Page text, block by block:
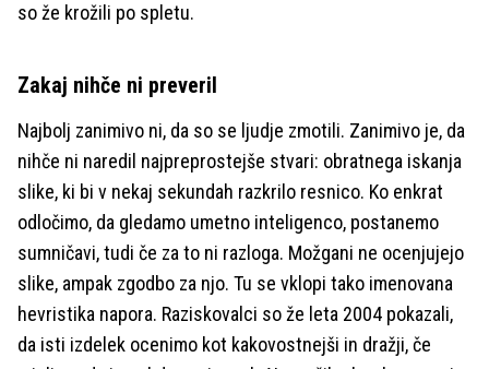
so že krožili po spletu.
Zakaj nihče ni preveril
Najbolj zanimivo ni, da so se ljudje zmotili. Zanimivo je, da
nihče ni naredil najpreprostejše stvari: obratnega iskanja
slike, ki bi v nekaj sekundah razkrilo resnico. Ko enkrat
odločimo, da gledamo umetno inteligenco, postanemo
sumničavi, tudi če za to ni razloga. Možgani ne ocenjujejo
slike, ampak zgodbo za njo. Tu se vklopi tako imenovana
hevristika napora. Raziskovalci so že leta 2004 pokazali,
da isti izdelek ocenimo kot kakovostnejši in dražji, če